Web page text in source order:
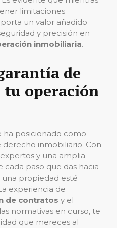
limitaciones
un valor añadido
y precisión en
inmobiliaria.
de
tu operación
ha posicionado como
inmobiliario. Con
y una amplia
cada paso que das hacia
una propiedad esté
experiencia de
de contratos y el
normativas en curso, te
que mereces al